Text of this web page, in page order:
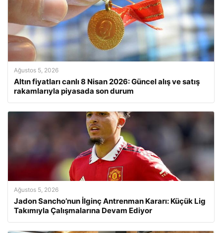
Ağustos 5, 2026
Altın fiyatları canlı 8 Nisan 2026: Güncel alış ve satış
rakamlarıyla piyasada son durum
Ağustos 5, 2026
Jadon Sancho’nun İlginç Antrenman Kararı: Küçük Lig
Takımıyla Çalışmalarına Devam Ediyor